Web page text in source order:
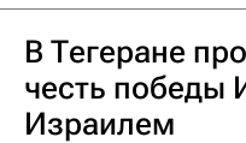
В Тегеране
честь победы
Израилем